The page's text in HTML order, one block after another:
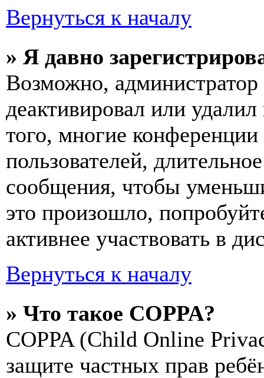
Вернуться к началу
» Я давно
Возможно,
деактивировал или
того, многие
пользователей,
сообщения, чтобы
это произошло,
активнее участвовать в
Вернуться к началу
» Что такое COPPA?
COPPA (Child Online
защите частных прав